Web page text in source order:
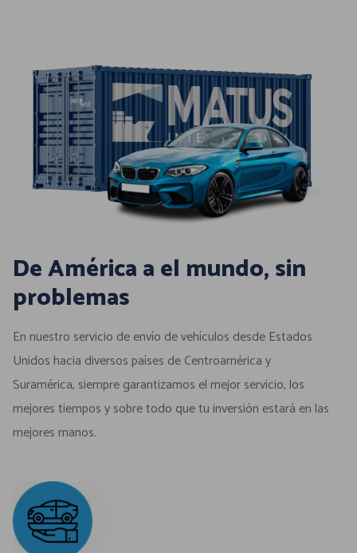
De América a el mundo, sin
problemas
En nuestro servicio de envío de vehículos desde Estados
Unidos hacia diversos países de Centroamérica y
Suramérica, siempre garantizamos el mejor servicio, los
mejores tiempos y sobre todo que tu inversión estará en las
mejores manos.